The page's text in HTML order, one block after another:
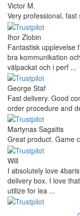
Victor M.
Very professional,
Ihor Zlobin
Fantastisk upplevelse
bra kommunikation
välpackat och i perf ...
George Staf
Fast delivery. Good
order procedure and
Martynas Sagaitis
Great product. Game
Will
I absolutely love
delivery box. I love
utilize for lea ...